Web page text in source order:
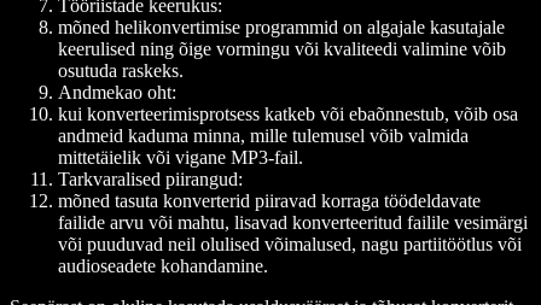
Tööriistade keerukus:
mõned helikonvertimise programmid on algajale kasutajale
keerulised ning õige vormingu või kvaliteedi valimine võib
osutuda raskeks.
Andmekao oht:
kui konverteerimisprotsess katkeb või ebaõnnestub, võib osa
andmeid kaduma minna, mille tulemusel võib valmida
mittetäielik või vigane MP3-fail.
Tarkvaralised piirangud:
mõned tasuta konverterid piiravad korraga töödeldavate
failide arvu või mahtu, lisavad konverteeritud failile vesimärgi
või puuduvad neil olulised võimalused, nagu partiitöötlus või
audioseadete kohandamine.